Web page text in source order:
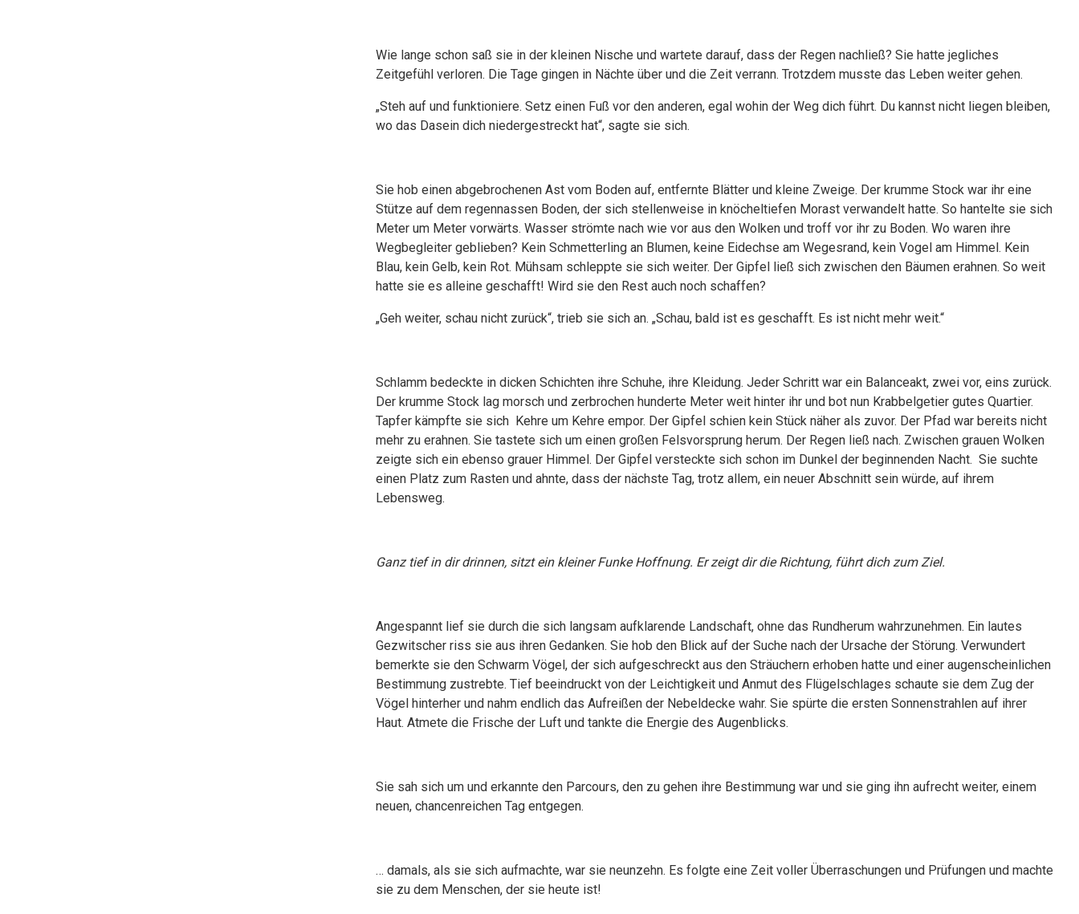
Wie lange schon saß sie in der kleinen Nische und wartete darauf, dass der Regen nachließ? Sie hatte jegliches
Zeitgefühl verloren. Die Tage gingen in Nächte über und die Zeit verrann. Trotzdem musste das Leben weiter gehen.
„Steh auf und funktioniere. Setz einen Fuß vor den anderen, egal wohin der Weg dich führt. Du kannst nicht liegen bleiben,
wo das Dasein dich niedergestreckt hat“, sagte sie sich.
Sie hob einen abgebrochenen Ast vom Boden auf, entfernte Blätter und kleine Zweige. Der krumme Stock war ihr eine
Stütze auf dem regennassen Boden, der sich stellenweise in knöcheltiefen Morast verwandelt hatte. So hantelte sie sich
Meter um Meter vorwärts. Wasser strömte nach wie vor aus den Wolken und troff vor ihr zu Boden. Wo waren ihre
Wegbegleiter geblieben? Kein Schmetterling an Blumen, keine Eidechse am Wegesrand, kein Vogel am Himmel. Kein
Blau, kein Gelb, kein Rot. Mühsam schleppte sie sich weiter. Der Gipfel ließ sich zwischen den Bäumen erahnen. So weit
hatte sie es alleine geschafft! Wird sie den Rest auch noch schaffen?
„Geh weiter, schau nicht zurück“, trieb sie sich an. „Schau, bald ist es geschafft. Es ist nicht mehr weit.“
Schlamm bedeckte in dicken Schichten ihre Schuhe, ihre Kleidung. Jeder Schritt war ein Balanceakt, zwei vor, eins zurück.
Der krumme Stock lag morsch und zerbrochen hunderte Meter weit hinter ihr und bot nun Krabbelgetier gutes Quartier.
Tapfer kämpfte sie sich Kehre um Kehre empor. Der Gipfel schien kein Stück näher als zuvor. Der Pfad war bereits nicht
mehr zu erahnen. Sie tastete sich um einen großen Felsvorsprung herum. Der Regen ließ nach. Zwischen grauen Wolken
zeigte sich ein ebenso grauer Himmel. Der Gipfel versteckte sich schon im Dunkel der beginnenden Nacht. Sie suchte
einen Platz zum Rasten und ahnte, dass der nächste Tag, trotz allem, ein neuer Abschnitt sein würde, auf ihrem
Lebensweg.
Ganz tief in dir drinnen, sitzt ein kleiner Funke Hoffnung. Er zeigt dir die Richtung, führt dich zum Ziel.
Angespannt lief sie durch die sich langsam aufklarende Landschaft, ohne das Rundherum wahrzunehmen. Ein lautes
Gezwitscher riss sie aus ihren Gedanken. Sie hob den Blick auf der Suche nach der Ursache der Störung. Verwundert
bemerkte sie den Schwarm Vögel, der sich aufgeschreckt aus den Sträuchern erhoben hatte und einer augenscheinlichen
Bestimmung zustrebte. Tief beeindruckt von der Leichtigkeit und Anmut des Flügelschlages schaute sie dem Zug der
Vögel hinterher und nahm endlich das Aufreißen der Nebeldecke wahr. Sie spürte die ersten Sonnenstrahlen auf ihrer
Haut. Atmete die Frische der Luft und tankte die Energie des Augenblicks.
Sie sah sich um und erkannte den Parcours, den zu gehen ihre Bestimmung war und sie ging ihn aufrecht weiter, einem
neuen, chancenreichen Tag entgegen.
… damals, als sie sich aufmachte, war sie neunzehn. Es folgte eine Zeit voller Überraschungen und Prüfungen und machte
sie zu dem Menschen, der sie heute ist!